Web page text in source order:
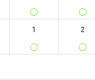
◯ ◯
1
◯
2
◯